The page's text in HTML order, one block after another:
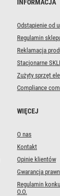
INFORMACJA
Odstąpienie od
Regulamin
Reklamacja
Stacjonarne
Zużyty sprzęt
Compliance
WIĘCEJ
O nas
Kontakt
Opinie klientów
Gwarancja
Regulamin
O.O.